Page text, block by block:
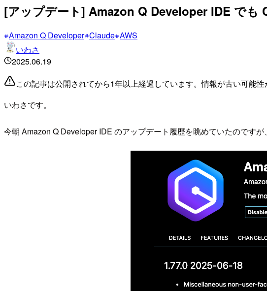
[アップデート] Amazon Q Developer IDE でも
Amazon Q Developer Claude AWS
いわさ
2025.06.19
この記事は公開されてから1年以上経過しています。情報が古い可能性
いわさです。
今朝 Amazon Q Developer IDE のアップデート履歴を眺めていたのです